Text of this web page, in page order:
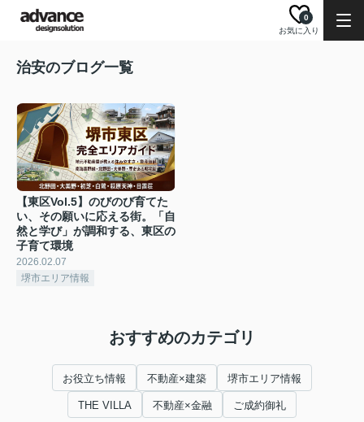
お気に入り
0
治安のブログ一覧
【東区Vol.5】のびのび育てた
い、その願いに応える街。「自
然と学び」が調和する、東区の
子育て環境
2026.02.07
堺市エリア情報
おすすめのカテゴリ
お役立ち情報 不動産×建築 堺市エリア情報
THE VILLA 不動産×金融 ご成約御礼